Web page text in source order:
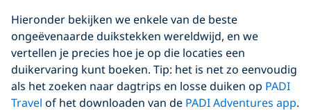
Hieronder bekijken we enkele van de beste
ongeëvenaarde duikstekken wereldwijd, en we
vertellen je precies hoe je op die locaties een
duikervaring kunt boeken. Tip: het is net zo eenvoudig
als het zoeken naar dagtrips en losse duiken op PADI
Travel of het downloaden van de PADI Adventures app.